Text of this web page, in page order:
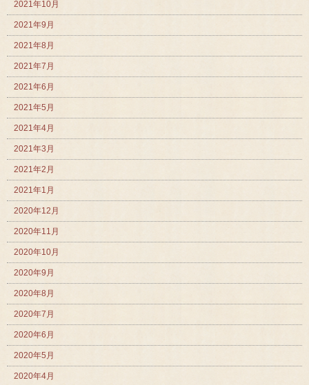
2021年10月
2021年9月
2021年8月
2021年7月
2021年6月
2021年5月
2021年4月
2021年3月
2021年2月
2021年1月
2020年12月
2020年11月
2020年10月
2020年9月
2020年8月
2020年7月
2020年6月
2020年5月
2020年4月